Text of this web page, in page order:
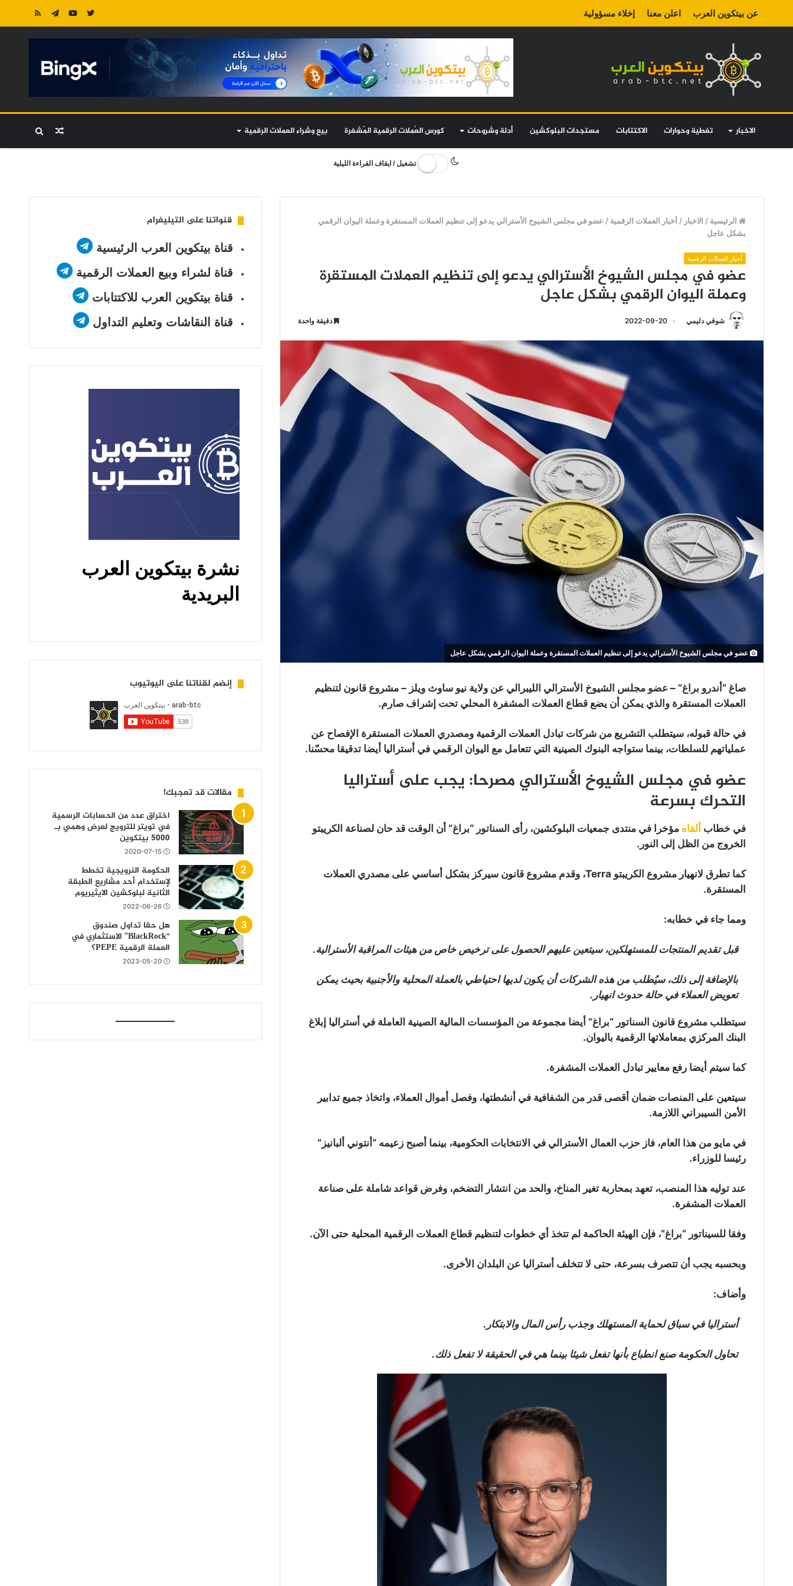
عن بيتكوين العرب اعلن معنا إخلاء مسؤولية
الاخبار تغطية وحوارات الاكتتابات مستجدات البلوكشين أدلة وشروحات كورس العُملات الرقمية المُشفرة بيع وشراء العملات الرقمية بحث مقال
تشغيل / ايقاف القراءة الليلية
الرئيسية / الاخبار / أخبار العملات الرقمية / عضو في مجلس الشيوخ الأسترالي يدعو إلى تنظيم العملات المستقرة وعملة اليوان الرقمي
بشكل عاجل
أخبار العملات الرقمية
عضو في مجلس الشيوخ الأسترالي يدعو إلى تنظيم العملات المستقرة
وعملة اليوان الرقمي بشكل عاجل
شوقي دليمي 2022-09-20 دقيقة واحدة
عضو في مجلس الشيوخ الأسترالي يدعو إلى تنظيم العملات المستقرة وعملة اليوان الرقمي بشكل عاجل
صاغ “أندرو براغ” – عضو مجلس الشيوخ الأسترالي الليبرالي عن ولاية نيو ساوث ويلز – مشروع قانون لتنظيم
العملات المستقرة والذي يمكن أن يضع قطاع العملات المشفرة المحلي تحت إشراف صارم.
في حالة قبوله، سيتطلب التشريع من شركات تبادل العملات الرقمية ومصدري العملات المستقرة الإفصاح عن
عملياتهم للسلطات، بينما ستواجه البنوك الصينية التي تتعامل مع اليوان الرقمي في أستراليا أيضا تدقيقا محسّنا.
عضو في مجلس الشيوخ الأسترالي مصرحا: يجب على أستراليا
التحرك بسرعة
في خطاب ألقاه مؤخرا في منتدى جمعيات البلوكشين، رأى السناتور “براغ” أن الوقت قد حان لصناعة الكريبتو
الخروج من الظل إلى النور.
كما تطرق لانهيار مشروع الكريبتو Terra، وقدم مشروع قانون سيركز بشكل أساسي على مصدري العملات
المستقرة.
ومما جاء في خطابه:
قبل تقديم المنتجات للمستهلكين، سيتعين عليهم الحصول على ترخيص خاص من هيئات المراقبة الأسترالية.
بالإضافة إلى ذلك، سيُطلب من هذه الشركات أن يكون لديها احتياطي بالعملة المحلية والأجنبية بحيث يمكن
تعويض العملاء في حالة حدوث انهيار.
سيتطلب مشروع قانون السناتور “براغ” أيضا مجموعة من المؤسسات المالية الصينية العاملة في أستراليا إبلاغ
البنك المركزي بمعاملاتها الرقمية باليوان.
كما سيتم أيضا رفع معايير تبادل العملات المشفرة.
سيتعين على المنصات ضمان أقصى قدر من الشفافية في أنشطتها، وفصل أموال العملاء، واتخاذ جميع تدابير
الأمن السيبراني اللازمة.
في مايو من هذا العام، فاز حزب العمال الأسترالي في الانتخابات الحكومية، بينما أصبح زعيمه “أنتوني ألبانيز”
رئيسا للوزراء.
عند توليه هذا المنصب، تعهد بمحاربة تغير المناخ، والحد من انتشار التضخم، وفرض قواعد شاملة على صناعة
العملات المشفرة.
وفقا للسيناتور “براغ”، فإن الهيئة الحاكمة لم تتخذ أي خطوات لتنظيم قطاع العملات الرقمية المحلية حتى الآن.
وبحسبه يجب أن تتصرف بسرعة، حتى لا تتخلف أستراليا عن البلدان الأخرى.
وأضاف:
أستراليا في سباق لحماية المستهلك وجذب رأس المال والابتكار.
تحاول الحكومة صنع انطباع بأنها تفعل شيئا بينما هي في الحقيقة لا تفعل ذلك.
سعر البيتكوين يتماسك بعد بيانات وظائف
قنواتنا على التيليغرام
قناة بيتكوين العرب الرئيسية
قناة لشراء وبيع العملات الرقمية
قناة بيتكوين العرب للاكتتابات
قناة النقاشات وتعليم التداول
إنضم لقناتنا على اليوتيوب
مقالات قد تعجبك!
اختراق عدد من الحسابات الرسمية
في تويتر للترويج لعرض وهمي بـ
5000 بيتكوين
2020-07-15
الحكومة النرويجية تخطط
لإستخدام أحد مشاريع الطبقة
الثانية لبلوكشين الايثيريوم
2022-06-26
هل حقا تداول صندوق
“BlackRock” الاستثماري في
العملة الرقمية PEPE؟
2023-05-20